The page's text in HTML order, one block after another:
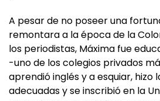
A pesar de no poseer una
remontara a la época de la
los periodistas, Máxima fue
-uno de los colegios privados
aprendió inglés y a esquiar, hizo
adecuadas y se inscribió en la